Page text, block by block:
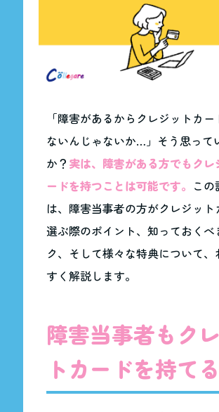
「障害があるからクレジットカー
ないんじゃないか…」そう思って
か？ 実は、障害がある方でもクレ
ードを持つことは可能です。 こ
は、障害当事者の方がクレジット
選ぶ際のポイント、知っておくべ
ク、そして様々な特典について、
すく解説します。
障害当事者もク
トカードを持て